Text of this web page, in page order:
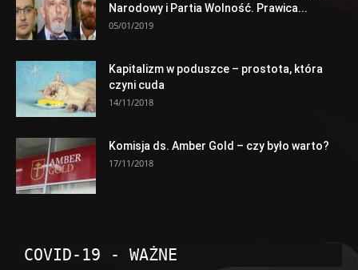
Narodowy i Partia Wolność. Prawica...
05/01/2019
Kapitalizm w poduszce – prostota, która
czyni cuda
14/11/2018
Komisja ds. Amber Gold – czy było warto?
17/11/2018
COVID-19 - WAŻNE